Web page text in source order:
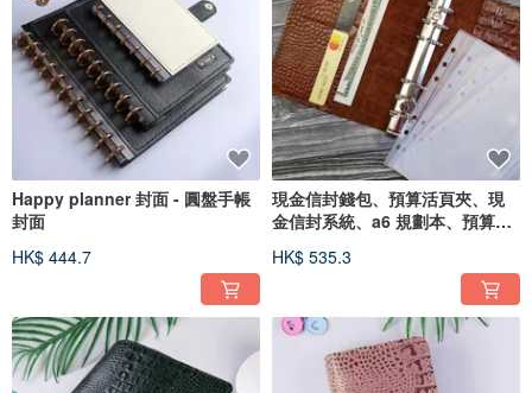
Happy planner 封面 - 圓盤手帳
封面
HK$ 444.7
現金信封錢包、預算活頁夾、現
金信封系統、a6 規劃本、預算規
HK$ 535.3